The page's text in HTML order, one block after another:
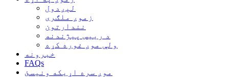
لېږدول
زموږ ملګری
نندارتون
د رییس پیژندنه
ولې موږ غوره کړه
خبرونه
FAQs
موږ سره اړیکه ونیسئ